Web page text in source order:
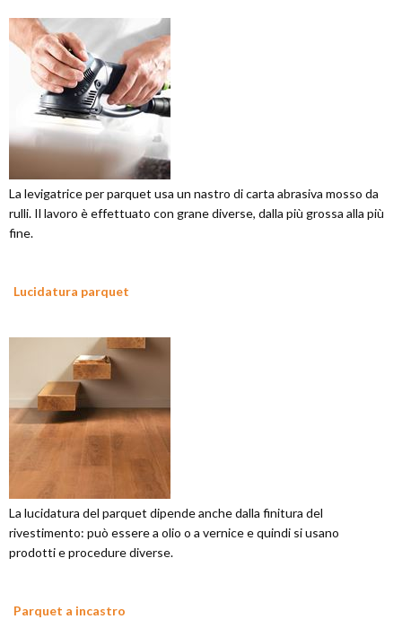
La levigatrice per parquet usa un nastro di carta abrasiva mosso da
rulli. Il lavoro è effettuato con grane diverse, dalla più grossa alla più
fine.
Lucidatura parquet
La lucidatura del parquet dipende anche dalla finitura del
rivestimento: può essere a olio o a vernice e quindi si usano
prodotti e procedure diverse.
Parquet a incastro